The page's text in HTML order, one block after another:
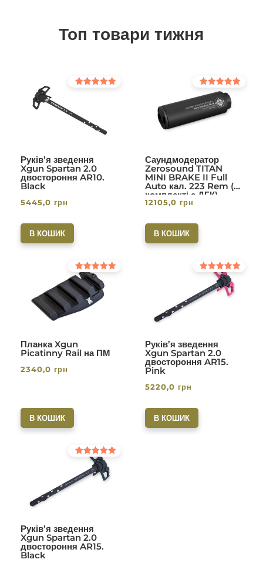
Топ товари тижня
Руків’я зведення
Xgun Spartan 2.0
двостороння AR10.
Black
5445,0 грн
В КОШИК
Саундмодератор
Zerosound TITAN
MINI BRAKE II Full
Auto кал. 223 Rem (в
комплекті с ДГК)
різьба 1/2-28. Вlack
Оцінено в
5.00
з 5
12105,0 грн
В КОШИК
Планка Xgun
Picatinny Rail на ПМ
Оцінено в
5.00
з 5
2340,0 грн
В КОШИК
Руків’я зведення
Xgun Spartan 2.0
двостороння AR15.
Pink
Оцінено в
з 5
5220,0 грн
В КОШИК
Руків’я зведення
Xgun Spartan 2.0
двостороння AR15.
Black
Оцінено в
з 5